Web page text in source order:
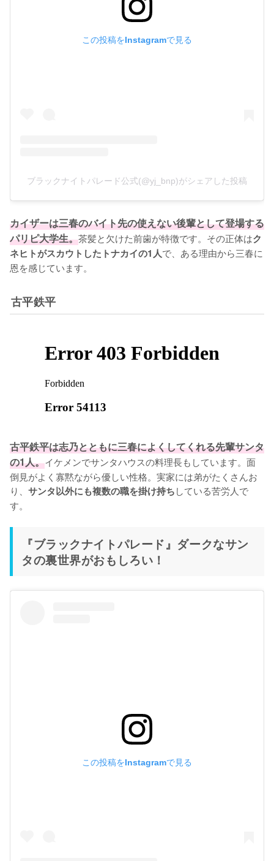
この投稿をInstagramで見る
ブラックナイトパレード公式(@yj_bnp)がシェアした投稿
カイザーは三春のバイト先の使えない後輩として登場する
パリピ大学生。茶髪と欠けた前歯が特徴です。その正体はク
ネヒトがスカウトしたトナカイの1人で、ある理由から三春に
恩を感じています。
古平鉄平
古平鉄平は志乃とともに三春によくしてくれる先輩サンタ
の1人。イケメンでサンタハウスの料理長もしています。面
倒見がよく寡黙ながら優しい性格。実家には弟がたくさんお
り、 サンタ以外にも複数の職を掛け持ちしている苦労人で
す。
『ブラックナイトパレード』ダークなサン
タの裏世界がおもしろい！
この投稿をInstagramで見る